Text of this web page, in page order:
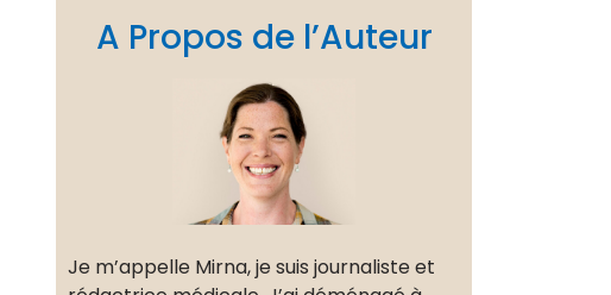
A Propos de l’Auteur
Je m’appelle Mirna, je suis journaliste et